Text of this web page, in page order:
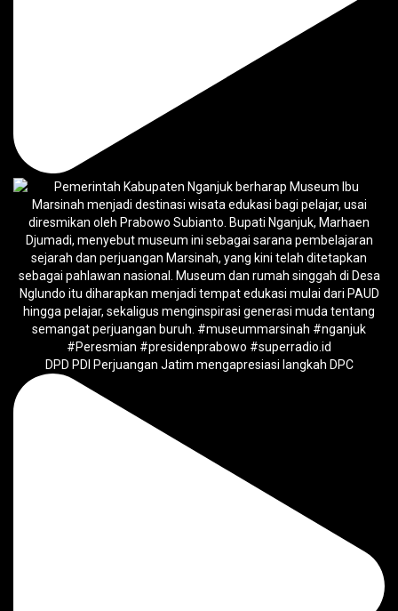
DPD PDI Perjuangan Jatim mengapresiasi langkah DPC